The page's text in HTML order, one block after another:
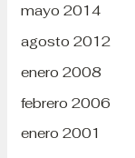
mayo 2014
agosto 2012
enero 2008
febrero 2006
enero 2001